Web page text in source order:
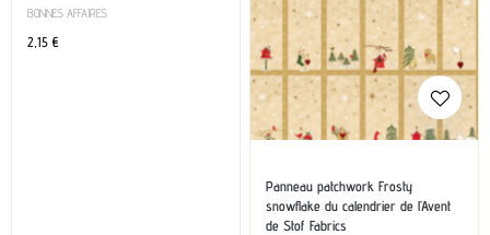
BONNES AFFAIRES
2,15 €
Panneau patchwork Frosty
snowflake du calendrier de l’Avent
de Stof Fabrics